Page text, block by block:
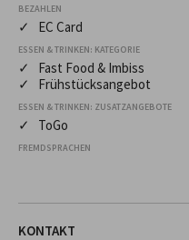
BEZAHLEN
✓ EC Card
ESSEN & TRINKEN: KATEGORIE
✓ Fast Food & Imbiss
✓ Frühstücksangebot
ESSEN & TRINKEN: ZUSATZANGEBOTE
✓ ToGo
FREMDSPRACHEN
KONTAKT